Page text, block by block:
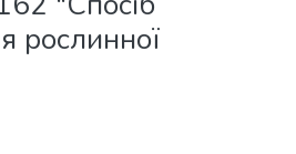
рослинної